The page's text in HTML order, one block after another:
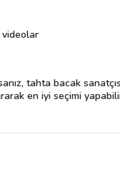
tahta bacak
en iyi seçimi